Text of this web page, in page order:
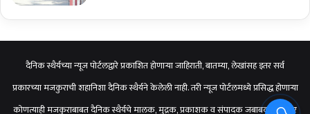
दैनिक स्थैर्यच्या न्यूज पोर्टलद्वारे प्रकाशित होणाऱ्या जाहिराती, बातम्या, लेखांसह इतर सर्व
प्रकारच्या मजकुराची शहानिशा दैनिक स्थैर्यने केलेली नाही. तरी न्यूज पोर्टलमध्ये प्रसिद्ध होणाऱ्या
कोणत्याही मजकुराबाबत दैनिक स्थैर्यचे मालक, मुद्रक, प्रकाशक व संपादक जबाबदार राहणार